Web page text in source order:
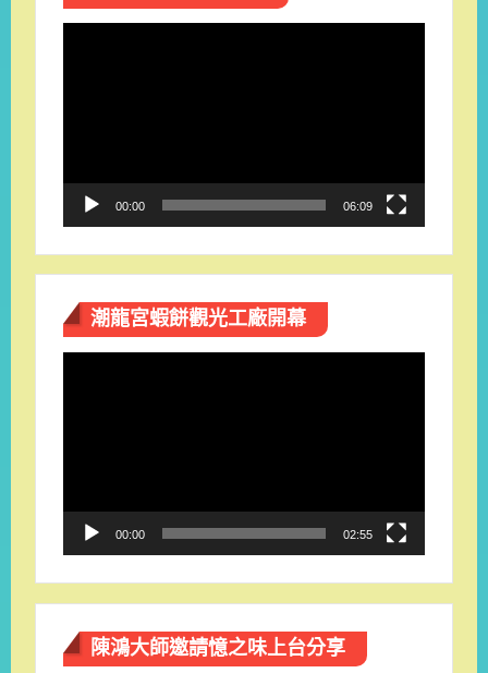
00:00 06:09
潮龍宮蝦餅觀光工廠開幕
00:00 02:55
陳鴻大師邀請憶之味上台分享